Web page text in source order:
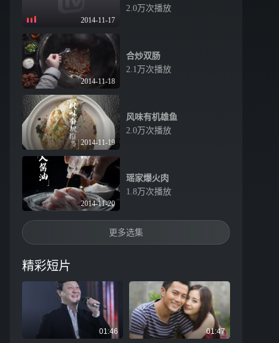
2014-11-17
2.0万次播放
2014-11-18
合炒双肠
2.1万次播放
2014-11-19
风味有机雄鱼
2.0万次播放
2014-11-20
瑶家爆火肉
1.8万次播放
更多选集
精彩短片
01:46 01:47